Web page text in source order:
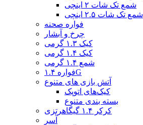
شمع تک شات ۲ اینچی
شمع تک شات ۲.۵ اینچی
فواره صحنه
چرخ و آبشار
کیک ۱.۳ گرمی
کیک ۱.۴ گرمی
شمع ۱.۴ گرمی
فواره ۱.۴G
آتش بازی های متنوع
کیک‌های اتوپک
بسته بندی متنوع
کرکر ۱.۴ گیگاهرتزی
آسر